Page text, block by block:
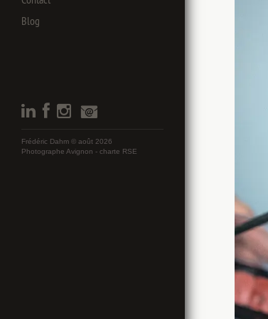
Blog
Frédéric Dahm © août 2026
Photographe Avignon - charte RSE